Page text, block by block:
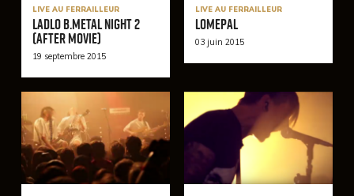
LIVE AU FERRAILLEUR
LADLO B.Metal Night 2
(After Movie)
19 septembre 2015
LIVE AU FERRAILLEUR
Lomepal
03 juin 2015